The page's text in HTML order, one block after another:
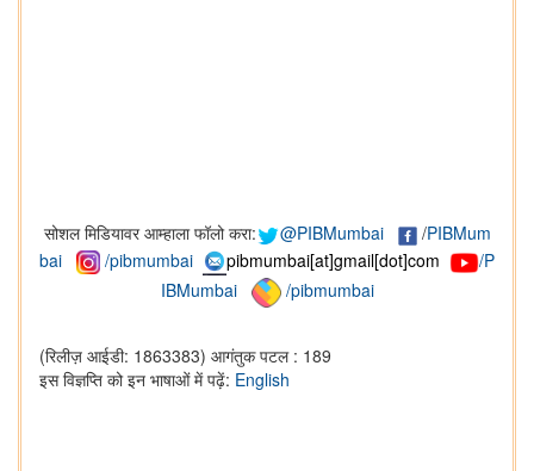
सोशल मिडियावर आम्हाला फॉलो करा: @PIBMumbai /PIBMum
bai
/pibmumbai pibmumbai[at]gmail[dot]com
/P
IBMumbai
/pibmumbai
(रिलीज़ आईडी: 1863383) आगंतुक पटल : 189
इस विज्ञप्ति को इन भाषाओं में पढ़ें: English